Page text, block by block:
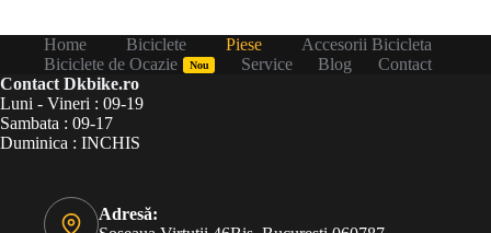
Home Biciclete Piese
Accesorii Bicicleta
Biciclete de Ocazie
Nou Service Blog
Contact
Contact Dkbike.ro
Luni - Vineri : 09-19
Sambata : 09-17
Duminica : INCHIS
Adresă: